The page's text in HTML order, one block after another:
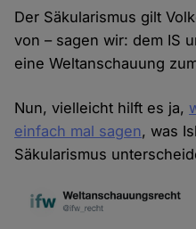
Der Säkularismus gilt
von – sagen wir: dem IS
eine Weltanschauung
Nun, vielleicht hilft es ja,
einfach mal sagen, was
Säkularismus